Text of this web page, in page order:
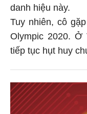
danh hiệu này.
Tuy nhiên, cô
Olympic 2020. Ở
tiếp tục hụt huy